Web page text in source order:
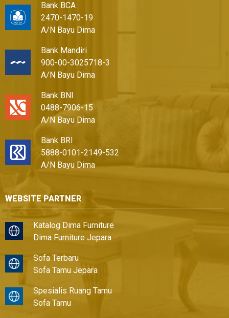
Bank BCA
2470-1470-19
A/N Bayu Dima
Bank Mandiri
900-00-3025718-3
A/N Bayu Dima
Bank BNI
0488-7906-15
A/N Bayu Dima
Bank BRI
5888-0101-2149-532
A/N Bayu Dima
WEBSITE PARTNER
Katalog Dima Furniture
Dima Furniture Jepara
Sofa Terbaru
Sofa Tamu Jepara
Spesialis Ruang Tamu
Sofa Tamu